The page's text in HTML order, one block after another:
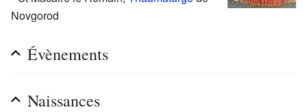
Novgorod
Évènements
Naissances